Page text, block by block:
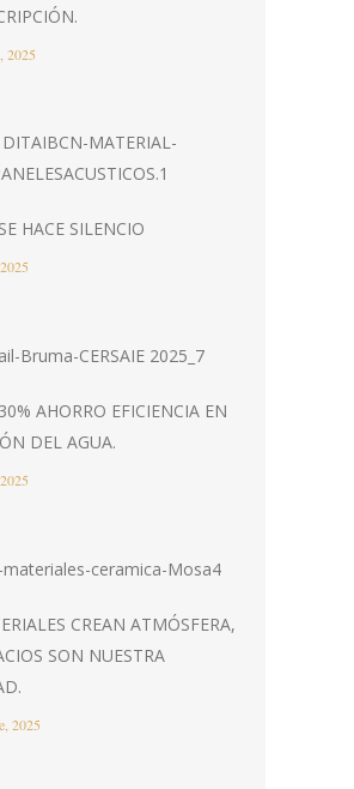
2025
HACE SILENCIO
AHORRO EFICIENCIA EN
DEL AGUA.
CREAN ATMÓSFERA,
SON NUESTRA
2025